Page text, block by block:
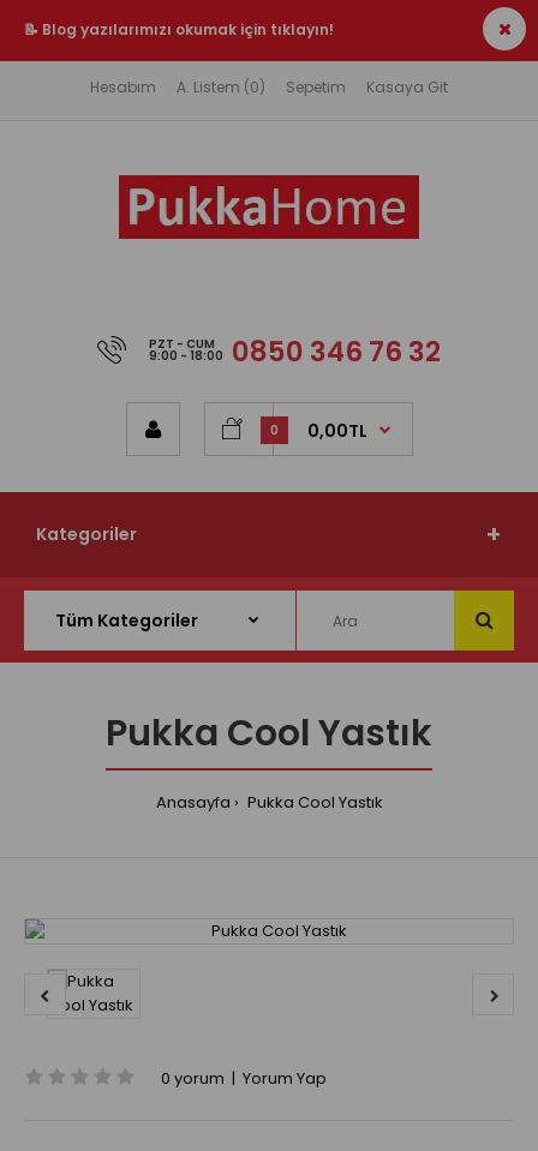
📝 Blog yazılarımızı okumak için tıklayın!
Hesabım A. Listem (0) Sepetim Kasaya Git
PZT - CUM
9:00 - 18:00 0850 346 76 32
0 0,00TL
Kategoriler
Pukka Cool Yastık
Anasayfa Pukka Cool Yastık
0 yorum | Yorum Yap